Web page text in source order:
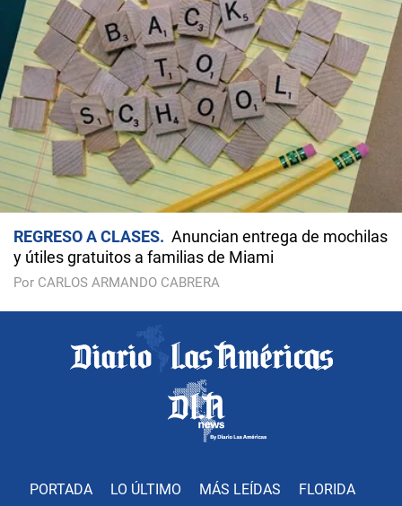
REGRESO A CLASES
Anuncian entrega de mochilas
y útiles gratuitos a familias de Miami
Por CARLOS ARMANDO CABRERA
PORTADA LO ÚLTIMO MÁS LEÍDAS FLORIDA